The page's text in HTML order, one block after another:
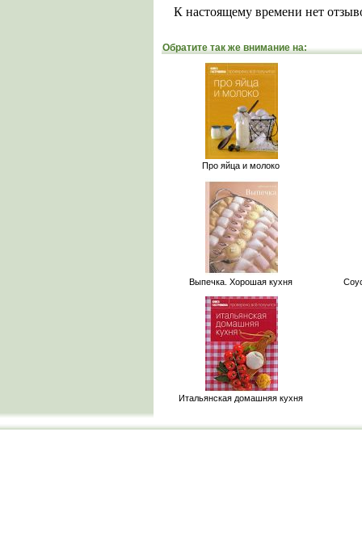
К настоящему времени нет
Обратите так же внимание на:
Про яйца и молоко
Выпечка. Хорошая кухня
Итальянская домашняя кухня